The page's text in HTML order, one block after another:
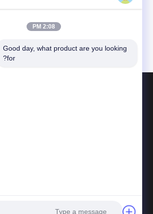
2:08 PM
Good day, what product are you looking
for?